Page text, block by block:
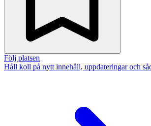
Följ platsen
Håll koll på nytt innehåll, uppdateringar och